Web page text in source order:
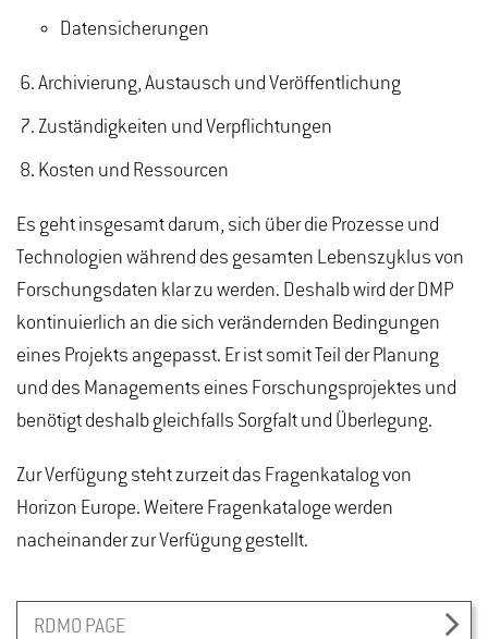
Datensicherungen
Archivierung, Austausch und Veröffentlichung
Zuständigkeiten und Verpflichtungen
Kosten und Ressourcen
Es geht insgesamt darum, sich über die Prozesse und
Technologien während des gesamten Lebenszyklus von
Forschungsdaten klar zu werden. Deshalb wird der DMP
kontinuierlich an die sich verändernden Bedingungen
eines Projekts angepasst. Er ist somit Teil der Planung
und des Managements eines Forschungsprojektes und
benötigt deshalb gleichfalls Sorgfalt und Überlegung.
Zur Verfügung steht zurzeit das Fragenkatalog von
Horizon Europe. Weitere Fragenkataloge werden
nacheinander zur Verfügung gestellt.
RDMO PAGE